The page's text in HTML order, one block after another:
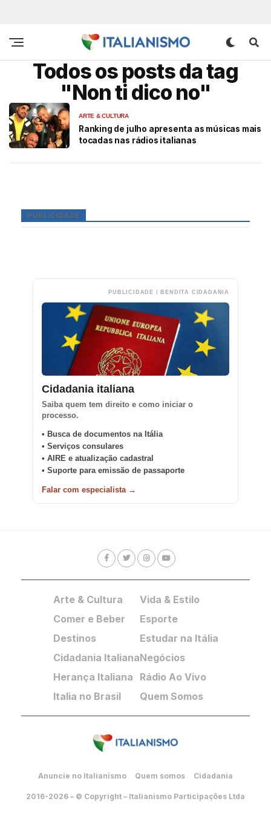
Todos os posts da tag
"Non ti dico no"
ARTE & CULTURA
Ranking de julho apresenta as músicas mais
tocadas nas rádios italianas
PUBLICIDADE
PUBLICIDADE / BENDITA CIDADANIA
Cidadania italiana
Saiba quem tem direito e como iniciar o
processo.
• Busca de documentos na Itália
• Serviços consulares
• AIRE e atualização cadastral
• Suporte para emissão de passaporte
Falar com especialista →
Arte & Cultura
Comer e Beber
Destinos
Cidadania Italiana
Herança Italiana
Italia no Brasil
Vida & Estilo
Esporte
Estudar na Itália
Negócios
Rádio Ao Vivo
Quem Somos
Anuncie no Italianismo Quem somos Cidadania
2016-2026 – © Copyright – Italianismo Participações Ltda